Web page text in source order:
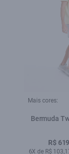
Mais cores:
Bermuda
R$
6X de R$